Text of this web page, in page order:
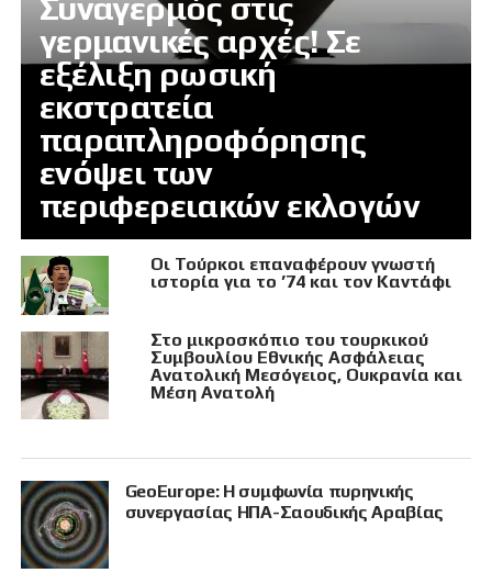
Συναγερμός στις
γερμανικές αρχές! Σε
εξέλιξη ρωσική
εκστρατεία
παραπληροφόρησης
ενόψει των
περιφερειακών εκλογών
Οι Τούρκοι επαναφέρουν γνωστή
ιστορία για το ’74 και τον Καντάφι
Στο μικροσκόπιο του τουρκικού
Συμβουλίου Εθνικής Ασφάλειας
Ανατολική Μεσόγειος, Ουκρανία και
Μέση Ανατολή
GeoEurope: Η συμφωνία πυρηνικής
συνεργασίας ΗΠΑ-Σαουδικής Αραβίας